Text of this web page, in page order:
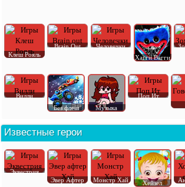
Клеш Рояль
Brain Out
Человечки
Хагги Вагги
Вилли
Без флеш
Музыка
Поп Ит
Известные герои
Эквестрия
Эвер Афтер
Монстр Хай Хейзел